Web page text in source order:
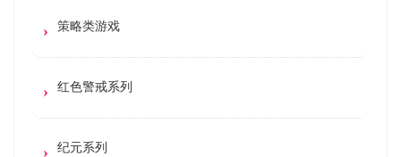
策略类游戏
红色警戒系列
纪元系列